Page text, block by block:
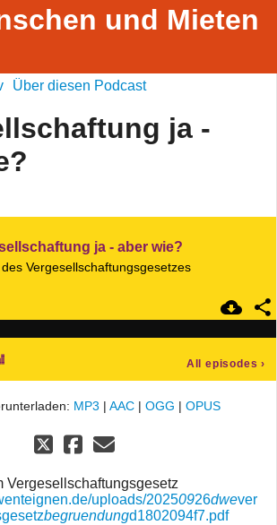
und Mieten
Über diesen Podcast
ja -
ja - aber wie?
Vergesellschaftungsgesetzes
All episodes ›
MP3 | AAC | OGG | OPUS
Vergesellschaftungsgesetz
uploads/20250926dwever
begruendungd1802094f7.pdf